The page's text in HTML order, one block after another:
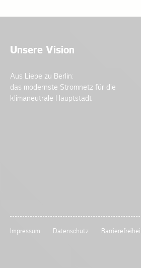
Unsere Vision
Aus Liebe zu Berlin:
das modernste Stromnetz für die
klimaneutrale Hauptstadt
Impressum Datenschutz